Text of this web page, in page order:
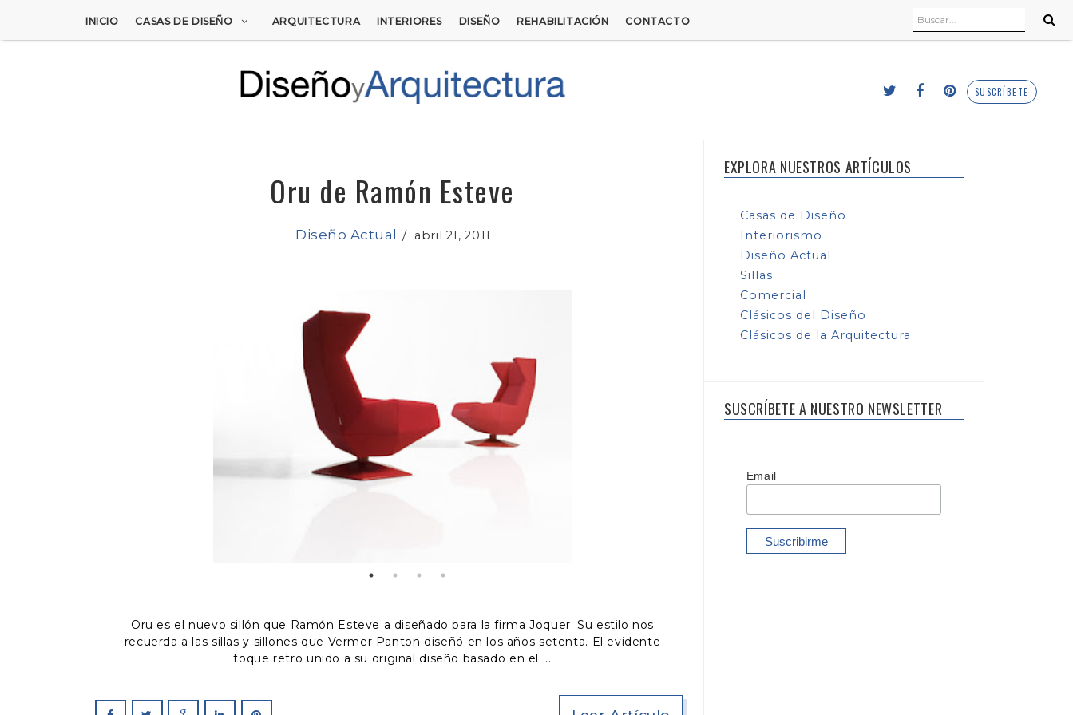
INICIO CASAS DE DISEÑO ARQUITECTURA INTERIORES DISEÑO REHABILITACIÓN CONTACTO
SUSCRÍBETE
Oru de Ramón Esteve
Diseño Actual /abril 21, 2011
Oru es el nuevo sillón que Ramón Esteve a diseñado para la firma Joquer. Su estilo nos
recuerda a las sillas y sillones que Vermer Panton diseñó en los años setenta. El evidente
toque retro unido a su original diseño basado en el
EXPLORA NUESTROS ARTÍCULOS
Casas de Diseño
Interiorismo
Diseño Actual
Sillas
Comercial
Clásicos del Diseño
Clásicos de la Arquitectura
SUSCRÍBETE A NUESTRO NEWSLETTER
Email